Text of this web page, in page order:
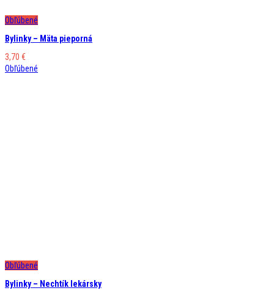
Obľúbené
Bylinky – Mäta pieporná
3,70 €
Obľúbené
Obľúbené
Bylinky – Nechtík lekársky